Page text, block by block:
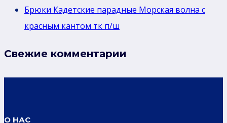
Брюки Кадетские парадные Морская волна с
красным кантом тк п/ш
Свежие комментарии
О НАС